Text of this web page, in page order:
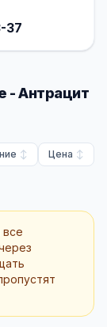
37
- Антрацит
Цена